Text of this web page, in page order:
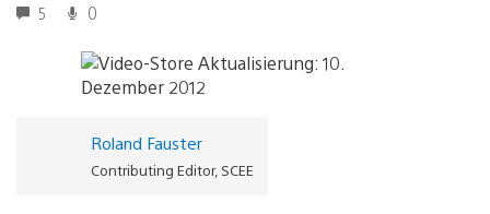
5 0
Roland Fauster
Contributing Editor, SCEE